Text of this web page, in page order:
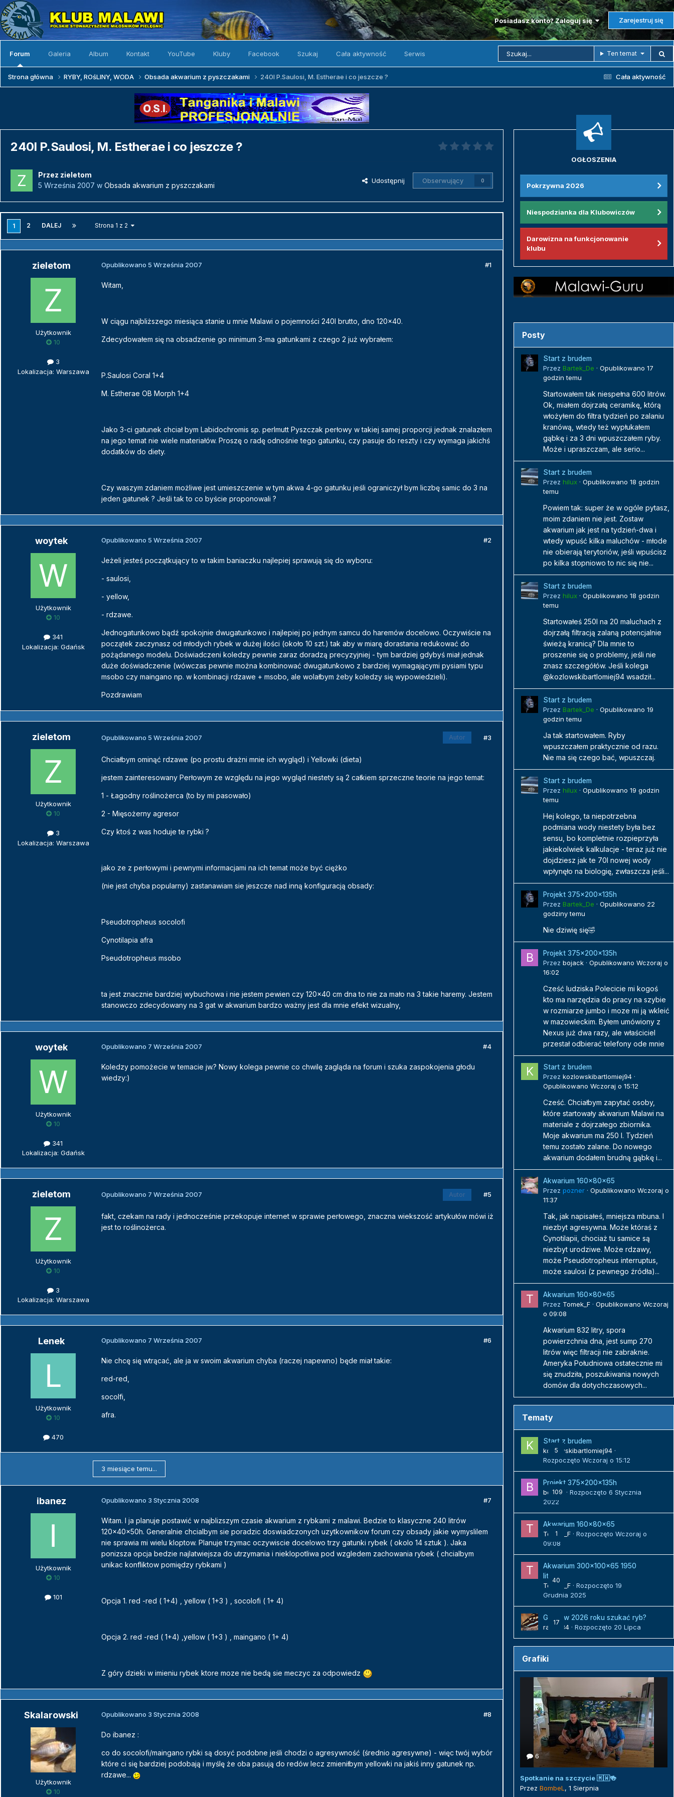
Posiadasz konto? Zaloguj się Zarejestruj się
Forum Galeria Album Kontakt YouTube Kluby Facebook Szukaj Cała aktywność Serwis Ten temat
Cała aktywność
Strona główna RYBY, ROśLINY, WODA Obsada akwarium z pyszczakami 240l P.Saulosi, M. Estherae i co jeszcze ?
240l P.Saulosi, M. Estherae i co jeszcze ?
Przez zieletom
5 Września 2007 w Obsada akwarium z pyszczakami
Udostępnij Obserwujący 0
1 2 DALEJ Strona 1 z 2
zieletom
Użytkownik
10
3
Lokalizacja: Warszawa
#1
Opublikowano 5 Września 2007
Witam,
W ciągu najbliższego miesiąca stanie u mnie Malawi o pojemności 240l brutto, dno 120x40.
Zdecydowałem się na obsadzenie go minimum 3-ma gatunkami z czego 2 już wybrałem:
P.Saulosi Coral 1+4
M. Estherae OB Morph 1+4
Jako 3-ci gatunek chciał bym Labidochromis sp. perlmutt Pyszczak perłowy w takiej samej proporcji jednak znalazłem
na jego temat nie wiele materiałów. Proszę o radę odnośnie tego gatunku, czy pasuje do reszty i czy wymaga jakichś
dodatków do diety.
Czy waszym zdaniem możliwe jest umieszczenie w tym akwa 4-go gatunku jeśli ograniczył bym liczbę samic do 3 na
jeden gatunek ? Jeśli tak to co byście proponowali ?
woytek
Użytkownik
10
341
Lokalizacja: Gdańsk
#2
Opublikowano 5 Września 2007
Jeżeli jesteś początkujący to w takim baniaczku najlepiej sprawują się do wyboru:
- saulosi,
- yellow,
- rdzawe.
Jednogatunkowo bądź spokojnie dwugatunkowo i najlepiej po jednym samcu do haremów docelowo. Oczywiście na
początek zaczynasz od młodych rybek w dużej ilości (około 10 szt.) tak aby w miarę dorastania redukować do
pożądanego modelu. Doświadczeni koledzy pewnie zaraz doradzą precyzyjniej - tym bardziej gdybyś miał jednak
duże doświadczenie (wówczas pewnie można kombinować dwugatunkowo z bardziej wymagającymi pysiami typu
msobo czy maingano np. w kombinacji rdzawe + msobo, ale wolałbym żeby koledzy się wypowiedzieli).
Pozdrawiam
zieletom
Użytkownik
10
3
Lokalizacja: Warszawa
Autor #3
Opublikowano 5 Września 2007
Chciałbym ominąć rdzawe (po prostu drażni mnie ich wygląd) i Yellowki (dieta)
jestem zainteresowany Perłowym ze względu na jego wygląd niestety są 2 całkiem sprzeczne teorie na jego temat:
1 - Łagodny roślinożerca (to by mi pasowało)
2 - Mięsożerny agresor
Czy ktoś z was hoduje te rybki ?
jako ze z perłowymi i pewnymi informacjami na ich temat może być ciężko
(nie jest chyba popularny) zastanawiam sie jeszcze nad inną konfiguracją obsady:
Pseudotropheus socolofi
Cynotilapia afra
Pseudotropheus msobo
ta jest znacznie bardziej wybuchowa i nie jestem pewien czy 120x40 cm dna to nie za mało na 3 takie haremy. Jestem
stanowczo zdecydowany na 3 gat w akwarium bardzo ważny jest dla mnie efekt wizualny,
woytek
Użytkownik
10
341
Lokalizacja: Gdańsk
#4
Opublikowano 7 Września 2007
Koledzy pomożecie w temacie jw.? Nowy kolega pewnie co chwilę zagląda na forum i szuka zaspokojenia głodu
wiedzy:)
zieletom
Użytkownik
10
3
Lokalizacja: Warszawa
Autor #5
Opublikowano 7 Września 2007
fakt, czekam na rady i jednocześnie przekopuje internet w sprawie perłowego, znaczna wiekszość artykułów mówi iż
jest to roślinożerca.
Lenek
Użytkownik
10
470
#6
Opublikowano 7 Września 2007
Nie chcę się wtrącać, ale ja w swoim akwarium chyba (raczej napewno) będe miał takie:
red-red,
socolfi,
afra.
3 miesiące temu...
ibanez
Użytkownik
10
101
#7
Opublikowano 3 Stycznia 2008
Witam. I ja planuje postawić w najblizszym czasie akwarium z rybkami z malawi. Bedzie to klasyczne 240 litrów
120x40x50h. Generalnie chcialbym sie poradzic doswiadczonych uzytkownikow forum czy obsady jakie wymyslilem
nie sprawia mi wielu kloptow. Planuje trzymac oczywiscie docelowo trzy gatunki rybek ( okolo 14 sztuk ). Jaka
ponizsza opcja bedzie najlatwiejsza do utrzymania i nieklopotliwa pod wzgledem zachowania rybek ( chcialbym
unikac konfliktow pomiędzy rybkami )
Opcja 1. red -red ( 1+4) , yellow ( 1+3 ) , socolofi ( 1+ 4)
Opcja 2. red -red ( 1+4) ,yellow ( 1+3 ) , maingano ( 1+ 4)
Z góry dzieki w imieniu rybek ktore moze nie bedą sie meczyc za odpowiedz
Skalarowski
Użytkownik
10
#8
Opublikowano 3 Stycznia 2008
Do ibanez :
co do socolofi/maingano rybki są dosyć podobne jeśli chodzi o agresywność (średnio agresywne) - więc twój wybór
które ci się bardziej podobają i myślę że oba pasują do redów lecz zmieniłbym yellowki na jakiś inny gatunek np.
rdzawe...
OGŁOSZENIA
Pokrzywna 2026
Niespodzianka dla Klubowiczów
Darowizna na funkcjonowanie
klubu
Posty
Start z brudem
Przez Bartek_De · Opublikowano 17
godzin temu
Startowałem tak niespełna 600 litrów.
Ok, miałem dojrzałą ceramikę, którą
włożyłem do filtra tydzień po zalaniu
kranówą, wtedy też wypłukałem
gąbkę i za 3 dni wpuszczałem ryby.
Może i upraszczam, ale serio...
Start z brudem
Przez hilux · Opublikowano 18 godzin
temu
Powiem tak: super że w ogóle pytasz,
moim zdaniem nie jest. Zostaw
akwarium jak jest na tydzień-dwa i
wtedy wpuść kilka maluchów - młode
nie obierają terytoriów, jeśli wpuścisz
po kilka stopniowo to nic się nie...
Start z brudem
Przez hilux · Opublikowano 18 godzin
temu
Startowałeś 250l na 20 maluchach z
dojrzałą filtracją zalaną potencjalnie
świeżą kranicą? Dla mnie to
proszenie się o problemy, jeśli nie
znasz szczegółów. Jeśli kolega
@kozlowskibartlomiej94 wsadził...
Start z brudem
Przez Bartek_De · Opublikowano 19
godzin temu
Ja tak startowałem. Ryby
wpuszczałem praktycznie od razu.
Nie ma się czego bać, wpuszczaj.
Start z brudem
Przez hilux · Opublikowano 19 godzin
temu
Hej kolego, ta niepotrzebna
podmiana wody niestety była bez
sensu, bo kompletnie rozpieprzyła
jakiekolwiek kalkulacje - teraz już nie
dojdziesz jak te 70l nowej wody
wpłynęło na biologię, zwłaszcza jeśli...
Projekt 375x200x135h
Przez Bartek_De · Opublikowano 22
godziny temu
Nie dziwię się🤣
Projekt 375x200x135h
Przez bojack · Opublikowano Wczoraj o
16:02
Cześć ludziska Polecicie mi kogoś
kto ma narzędzia do pracy na szybie
w rozmiarze jumbo i moze mi ją wkleić
w mazowieckim. Byłem umówiony z
Nexus już dwa razy, ale właściciel
przestał odbierać telefony ode mnie
Start z brudem
Przez kozlowskibartlomiej94 ·
Opublikowano Wczoraj o 15:12
Cześć. Chciałbym zapytać osoby,
które startowały akwarium Malawi na
materiale z dojrzałego zbiornika.
Moje akwarium ma 250 l. Tydzień
temu zostało zalane. Do nowego
akwarium dodałem brudną gąbkę i...
Akwarium 160x80x65
Przez pozner · Opublikowano Wczoraj o
11:37
Tak, jak napisałeś, mniejsza mbuna. I
niezbyt agresywna. Może któraś z
Cynotilapii, chociaż tu samice są
niezbyt urodziwe. Może rdzawy,
może Pseudotropheus interruptus,
może saulosi (z pewnego źródła)...
Akwarium 160x80x65
Przez Tomek_F · Opublikowano Wczoraj
o 09:08
Akwarium 832 litry, spora
powierzchnia dna, jest sump 270
litrów więc filtracji nie zabraknie.
Ameryka Południowa ostatecznie mi
się znudziła, poszukiwania nowych
domów dla dotychczasowych...
Tematy
5
Start z brudem
kozlowskibartlomiej94 ·
Rozpoczęto Wczoraj o 15:12
109
Projekt 375x200x135h
bojack · Rozpoczęto 6 Stycznia
2022
1
Akwarium 160x80x65
Tomek_F · Rozpoczęto Wczoraj o
09:08
40
Akwarium 300x100x65 1950
litrów
Tomek_F · Rozpoczęto 19
Grudnia 2025
17
Gdzie w 2026 roku szukać ryb?
radek84 · Rozpoczęto 20 Lipca
Grafiki
6
Spotkanie na szczycie 🇲🇼🍻
Przez BombeL , 1 Sierpnia